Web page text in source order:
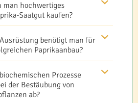
man hochwertiges
Saatgut kaufen?
benötigt man für
Paprikaanbau?
Prozesse
der Bestäubung von
ab?